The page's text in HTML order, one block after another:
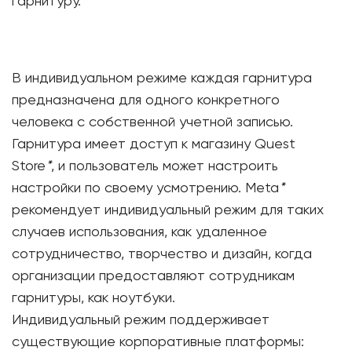
В индивидуальном режиме каждая гарнитура
предназначена для одного конкретного
человека с собственной учетной записью.
Гарнитура имеет доступ к магазину Quest
Store *, и пользователь может настроить
настройки по своему усмотрению. Meta *
рекомендует индивидуальный режим для таких
случаев использования, как удаленное
сотрудничество, творчество и дизайн, когда
организации предоставляют сотрудникам
гарнитуры, как ноутбуки.
Индивидуальный режим поддерживает
существующие корпоративные платформы: